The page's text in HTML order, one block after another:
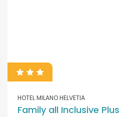
HOTEL MILANO HELVETIA
Family all Inclusive